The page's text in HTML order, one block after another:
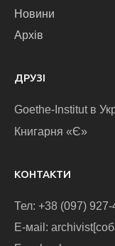
Новини
Архів
ДРУЗІ
Goethe-Institut в
Книгарня «Є»
КОНТАКТИ
Тел: +38 (097) 927-
E-маіl: